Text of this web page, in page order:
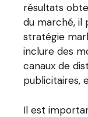
résultats
du marché, il
stratégie
inclure des
canaux de
publicitaires,
Il est